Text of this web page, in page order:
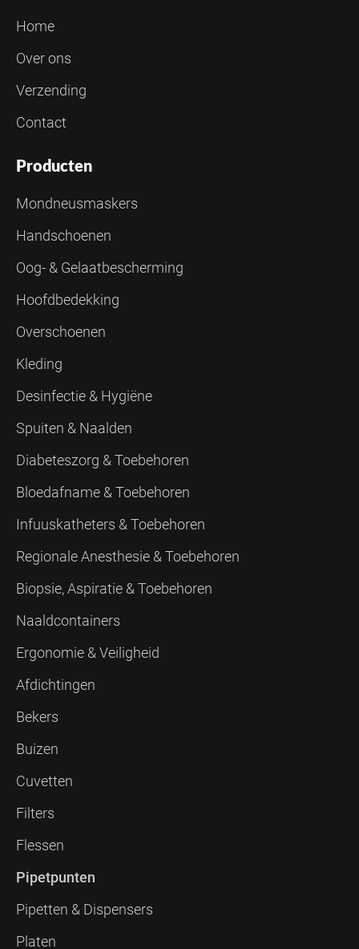
Home
Over ons
Verzending
Contact
Producten
Mondneusmaskers
Handschoenen
Oog- & Gelaatbescherming
Hoofdbedekking
Overschoenen
Kleding
Desinfectie & Hygiëne
Spuiten & Naalden
Diabeteszorg & Toebehoren
Bloedafname & Toebehoren
Infuuskatheters & Toebehoren
Regionale Anesthesie & Toebehoren
Biopsie, Aspiratie & Toebehoren
Naaldcontainers
Ergonomie & Veiligheid
Afdichtingen
Bekers
Buizen
Cuvetten
Filters
Flessen
Pipetpunten
Pipetten & Dispensers
Platen